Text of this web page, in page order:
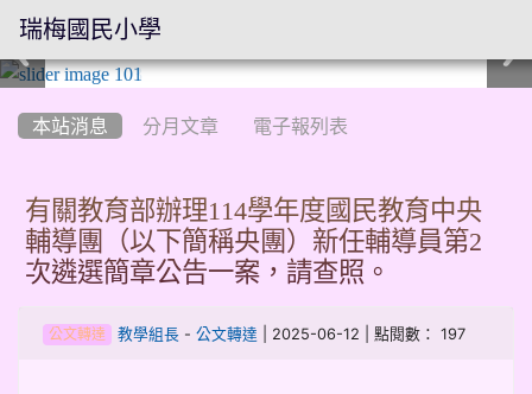
本站消息 分月文章 電子報列表
有關教育部辦理114學年度國民教育中央
輔導團（以下簡稱央團）新任輔導員第2
次遴選簡章公告一案，請查照。
公文轉達 教學組長- 公文轉達 | 2025-06-12 | 點閱數： 197
瑞梅國民小學